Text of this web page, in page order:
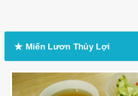
★ Miến Lươn Thủy Lợi